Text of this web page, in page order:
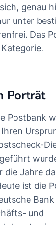
genau
unter
Das
Porträt
Postbank
die Jahre
ist die
Bank
und